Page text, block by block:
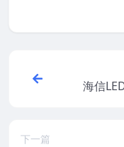
海信
下一篇